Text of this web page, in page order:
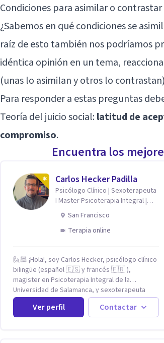
Condiciones para asimilar o
¿Sabemos en qué condiciones se
raíz de esto también nos podríamos
idéntica opinión en un tema,
(unas lo asimilan y otros lo
Para responder a estas preguntas
Teoría del juicio social:latitud de
compromiso.
Encuentra los
Carlos Hecker Padilla
Psicólogo Clínico | Sexoterapeuta
I Master Psicoterapia Integral |
Terapeuta de Pareja
San Francisco
Terapia online
🙋🏻 ¡Hola!, soy Carlos Hecker, psicólogo clínico
bilingüe (español 🇪🇸 y francés 🇫🇷 ),
magister en Psicoterapia Integral de la
Universidad de Salamanca, y sexoterapeuta
certificado en Francia. Trabajo con personas
que sienten que algo en su vida dejó de calzar:
ansiedad que se desborda, tristeza que no se
Ver perfil Contactar